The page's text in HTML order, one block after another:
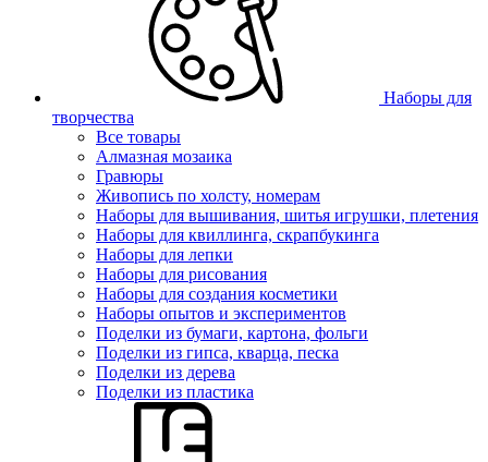
Наборы для
творчества
Все товары
Алмазная мозаика
Гравюры
Живопись по холсту, номерам
Наборы для вышивания, шитья игрушки, плетения
Наборы для квиллинга, скрапбукинга
Наборы для лепки
Наборы для рисования
Наборы для создания косметики
Наборы опытов и экспериментов
Поделки из бумаги, картона, фольги
Поделки из гипса, кварца, песка
Поделки из дерева
Поделки из пластика